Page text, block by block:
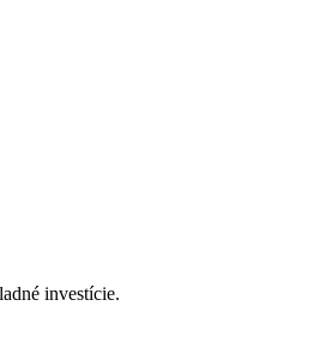
investície.